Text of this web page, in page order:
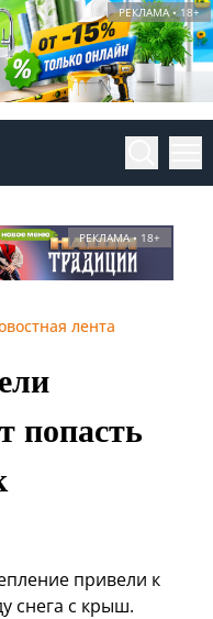
РЕКЛАМА • 18+
РЕКЛАМА • 18+
лента
попасть
привели к
снега с крыш.